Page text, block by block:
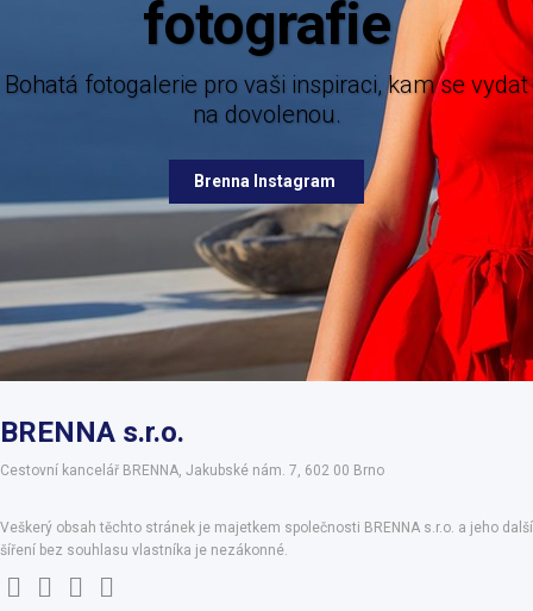
pro vaši inspiraci, kam se vydat
Brenna Instagram
Mějte dokonalý přehled o novinkách z
nabízených destinací.
Brenna Facebook
BRENNA s.r.o.
Cestovní kancelář BRENNA, Jakubské nám. 7, 602 00 Brno
Veškerý obsah těchto stránek je majetkem společnosti BRENNA s.r.o. a jeho další
šíření bez souhlasu vlastníka je nezákonné.